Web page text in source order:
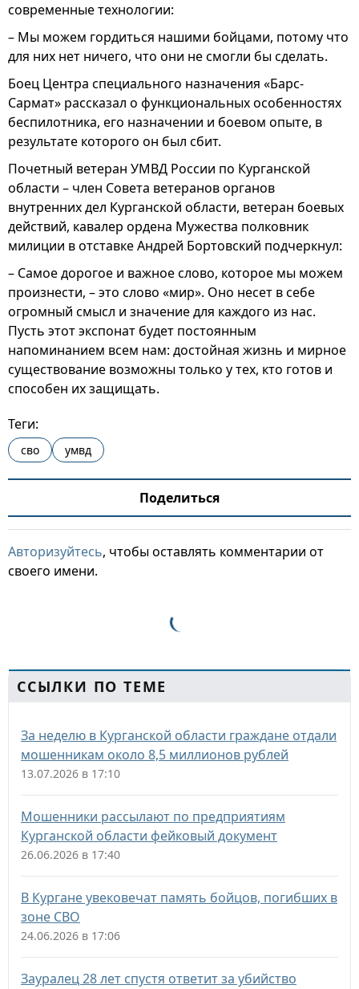
современные технологии:
– Мы можем гордиться нашими бойцами, потому что
для них нет ничего, что они не смогли бы сделать.
Боец Центра специального назначения «Барс-
Сармат» рассказал о функциональных особенностях
беспилотника, его назначении и боевом опыте, в
результате которого он был сбит.
Почетный ветеран УМВД России по Курганской
области – член Совета ветеранов органов
внутренних дел Курганской области, ветеран боевых
действий, кавалер ордена Мужества полковник
милиции в отставке Андрей Бортовский подчеркнул:
– Самое дорогое и важное слово, которое мы можем
произнести, – это слово «мир». Оно несет в себе
огромный смысл и значение для каждого из нас.
Пусть этот экспонат будет постоянным
напоминанием всем нам: достойная жизнь и мирное
существование возможны только у тех, кто готов и
способен их защищать.
Теги:
сво умвд
Поделиться
Авторизуйтесь, чтобы оставлять комментарии от
своего имени.
ССЫЛКИ ПО ТЕМЕ
За неделю в Курганской области граждане отдали
мошенникам около 8,5 миллионов рублей
13.07.2026 в 17:10
Мошенники рассылают по предприятиям
Курганской области фейковый документ
26.06.2026 в 17:40
В Кургане увековечат память бойцов, погибших в
зоне СВО
24.06.2026 в 17:06
Зауралец 28 лет спустя ответит за убийство